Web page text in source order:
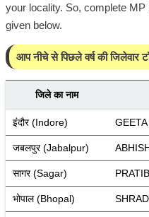
your locality. So, complete
given below.
आप नीचे से पिछले वर्ष की जिलेवार
जिले का नाम
इंदौर (Indore)
जबलपुर (Jabalpur)
सागर (Sagar)
भोपाल (Bhopal)